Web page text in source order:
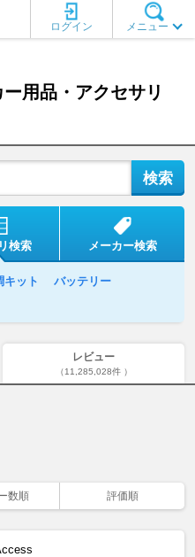
メニュー
ログイン
ー用品・アクセサリ
検索 メーカー検索
キット
バッテリー
レビュー
（11,285,028件 ）
数順 評価順